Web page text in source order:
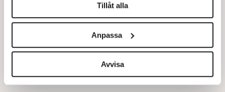
Vi använder enhetsidentifierare för att anpassa innehållet
för sociala medier och analysera vår trafik. Vi
vidarebefordrar även sådana identifierare och annan
information från din enhet till de sociala medier och
annons- och analysföretag som vi samarbetar med.
Tillåt alla
Anpassa
Avvisa